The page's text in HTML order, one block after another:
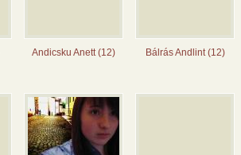
Andicsku Anett (12) Bálrás Andlint (12)